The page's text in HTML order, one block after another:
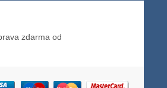
zdarma od